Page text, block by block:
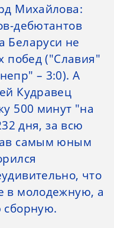
Михайлова:
дебютантов
Беларуси не
побед ("Славия"
– 3:0). А
Кудравец
500 минут "на
дня, за всю
самым юным
что
в молодежную, а
сборную.